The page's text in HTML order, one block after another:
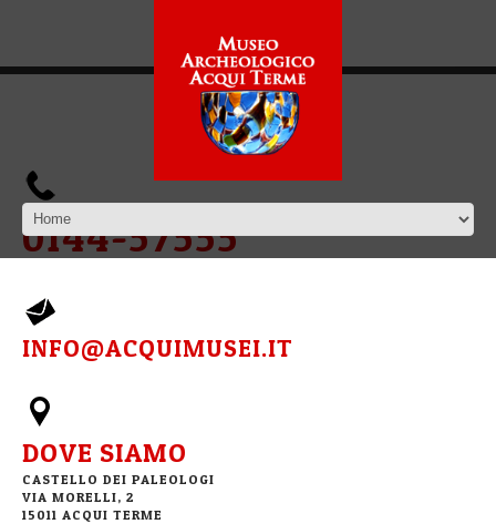
0144-57555
INFO@ACQUIMUSEI.IT
DOVE SIAMO
CASTELLO DEI PALEOLOGI
VIA MORELLI, 2
15011 ACQUI TERME